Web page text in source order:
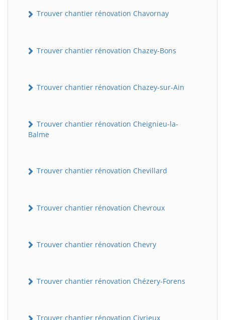
Trouver chantier rénovation Chavornay
Trouver chantier rénovation Chazey-Bons
Trouver chantier rénovation Chazey-sur-Ain
Trouver chantier rénovation Cheignieu-la-
Balme
Trouver chantier rénovation Chevillard
Trouver chantier rénovation Chevroux
Trouver chantier rénovation Chevry
Trouver chantier rénovation Chézery-Forens
Trouver chantier rénovation Civrieux
BatiWebPro